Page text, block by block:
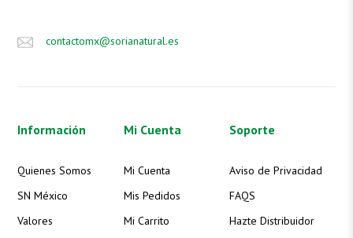
contactomx@sorianatural.es
Información
Quienes Somos
SN México
Valores
Mi Cuenta
Mi Cuenta
Mis Pedidos
Mi Carrito
Soporte
Aviso de Privacidad
FAQS
Hazte Distribuidor